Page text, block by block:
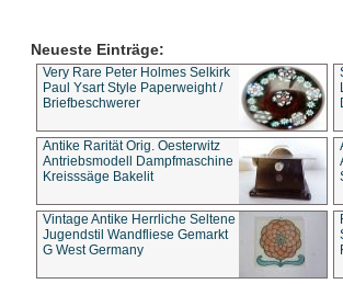
Neueste Einträge:
Very Rare Peter Holmes Selkirk
Paul Ysart Style Paperweight /
Briefbeschwerer
Antike Rarität Orig. Oesterwitz
Antriebsmodell Dampfmaschine
Kreisssäge Bakelit
Vintage Antike Herrliche Seltene
Jugendstil Wandfliese Gemarkt
G West Germany